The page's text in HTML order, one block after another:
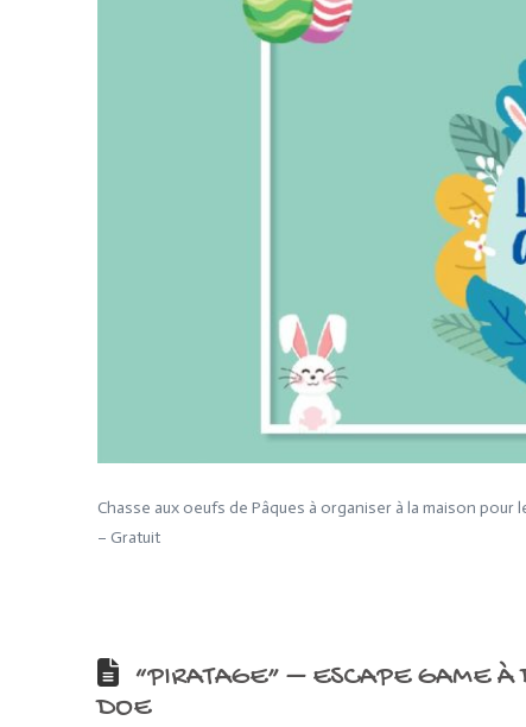
Chasse aux oeufs de Pâques à organiser à la maison
– Gratuit
“PIRATAGE” – ESCAPE GAME
DOE